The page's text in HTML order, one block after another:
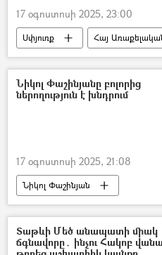
17 օգոստոսի 2025, 23:00
Սփյուռք
Հայ
Միքայել արքեպիսկոպոս
Տեր Բագրատ Գալստանյան
Նիկոլ Փաշինյանը բոլորից
ներողություն է խնդրում
17 օգոստոսի 2025, 21:08
Նիկոլ Փաշինյան
Կոռուպցիայի կանխարգելման
ներողություն
Տաթևի Մեծ անապատի միակ
ճգնավորը․ ինչու Հակոբ